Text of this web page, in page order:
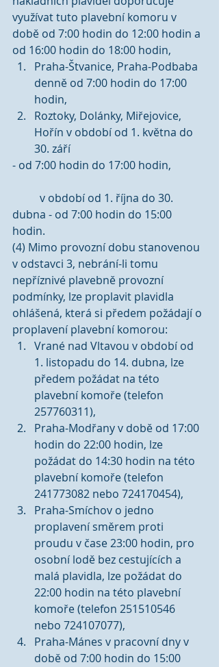
využívat tuto plavební komoru v
době od 7:00 hodin do 12:00 hodin a
od 16:00 hodin do 18:00 hodin,
Praha-Štvanice, Praha-Podbaba
denně od 7:00 hodin do 17:00
hodin,
Roztoky, Dolánky, Miřejovice,
Hořín v období od 1. května do
30. září
- od 7:00 hodin do 17:00 hodin,
dubna - od 7:00 hodin do 15:00
hodin.
(4) Mimo provozní dobu stanovenou
v odstavci 3, nebrání-li tomu
nepříznivé plavebně provozní
podmínky, lze proplavit plavidla
ohlášená, která si předem požádají o
proplavení plavební komorou:
Vrané nad Vltavou v období od
1. listopadu do 14. dubna, lze
předem požádat na této
plavební komoře (telefon
257760311),
Praha-Modřany v době od 17:00
hodin do 22:00 hodin, lze
požádat do 14:30 hodin na této
plavební komoře (telefon
241773082 nebo 724170454),
Praha-Smíchov o jedno
proplavení směrem proti
proudu v čase 23:00 hodin, pro
osobní lodě bez cestujících a
malá plavidla, lze požádat do
22:00 hodin na této plavební
komoře (telefon 251510546
nebo 724107077),
Praha-Mánes v pracovní dny v
době od 7:00 hodin do 15:00